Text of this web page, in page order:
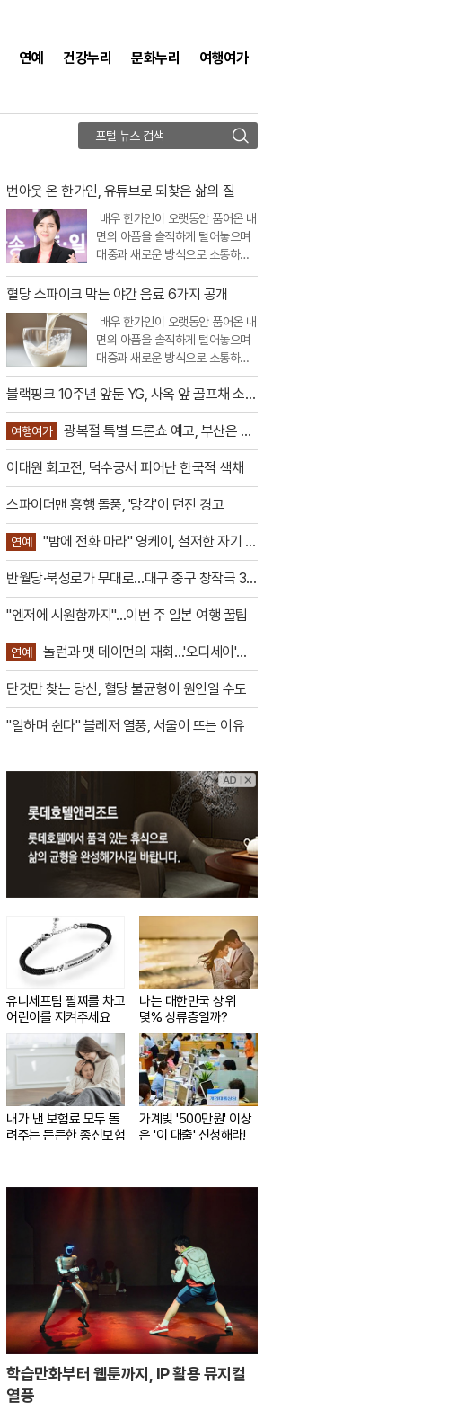
검
연예 건강누리 문화누리 여행여가
번아웃 온 한가인, 유튜브로 되찾은 삶의 질
배우 한가인이 오랫동안 품어온 내
면의 아픔을 솔직하게 털어놓으며
대중과 새로운 방식으로 소통하기
에 공개된 영상에서 한가인은 화려
혈당 스파이크 막는 야간 음료 6가지 공개
배우 한가인이 오랫동안 품어온 내
면의 아픔을 솔직하게 털어놓으며
대중과 새로운 방식으로 소통하기
시작했다. 최근 자신의 유튜브 채널
에 공개된 영상에서 한가인은 화려
한 겉..
블랙핑크 10주년 앞둔 YG, 사옥 앞 골프채 소동
까지
여행여가
광복절 특별 드론쇼 예고, 부산은 축
제 중
이대원 회고전, 덕수궁서 피어난 한국적 색채
스파이더맨 흥행 돌풍, '망각'이 던진 경고
연예
"밤에 전화 마라" 영케이, 철저한 자기 관
리
반월당·북성로가 무대로…대구 중구 창작극 3
편
"엔저에 시원함까지"…이번 주 일본 여행 꿀팁
연예
놀런과 맷 데이먼의 재회…'오디세이'의
전율
단것만 찾는 당신, 혈당 불균형이 원인일 수도
"일하며 쉰다" 블레저 열풍, 서울이 뜨는 이유
유니세프팀 팔찌를 차고
어린이를 지켜주세요
나는 대한민국 상위
몇% 상류층일까?
내가 낸 보험료 모두 돌
려주는 든든한 종신보험
가계빚 '500만원' 이상
은 '이 대출' 신청해라!
학습만화부터 웹툰까지, IP 활용 뮤지컬
열풍